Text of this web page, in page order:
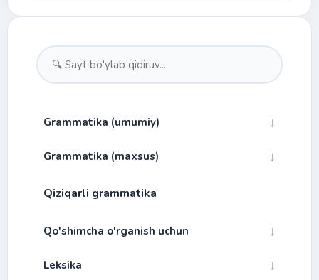
Grammatika (umumiy) ↓
Fonetika ↓
Alibfo va talaffuz
Bo'g'in
Urg'u
Morfologiya
Ot
Artikl
Fe'l mayllari ↓
Fe'l mayllari
Fe'l zamonlari (l'indicativo) ↓
Grammatika (maxsus) ↓
Bog'lovchilar
Gap turlari
Qiziqarli grammatika
Qo'shimcha o'rganish uchun ↓
Ertaklar
Leksika ↓